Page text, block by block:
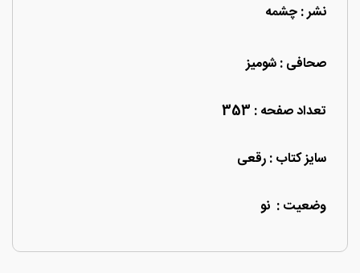
نشر : چشمه
صحافی : شومیز
تعداد صفحه : 353
سایز کتاب : رقعی
وضعیت : نو